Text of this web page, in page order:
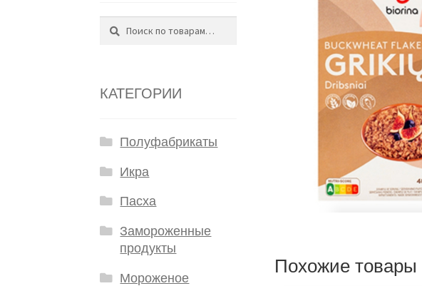
Похожие товары
Искать:
Поиск
КАТЕГОРИИ
Полуфабрикаты
Икра
Пасха
Замороженные
продукты
Мороженое